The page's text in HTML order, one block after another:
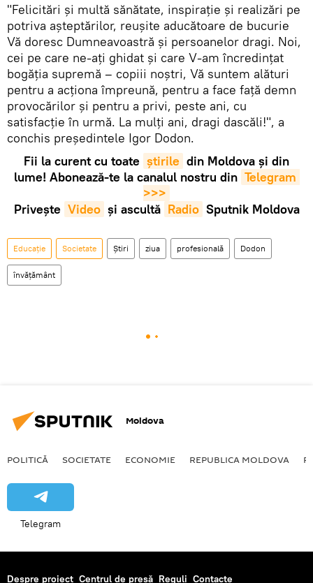
"Felicitări și multă sănătate, inspirație și realizări pe
potriva așteptărilor, reușite aducătoare de bucurie
Vă doresc Dumneavoastră și persoanelor dragi. Noi,
cei pe care ne-ați ghidat și care V-am încredințat
bogăția supremă – copiii noștri, Vă suntem alături
pentru a acționa împreună, pentru a face față demn
provocărilor și pentru a privi, peste ani, cu
satisfacție în urmă. La mulți ani, dragi dascăli!", a
conchis președintele Igor Dodon.
Fii la curent cu toate știrile din Moldova și din
lume! Abonează-te la canalul nostru din Telegram
>>>
Privește Video și ascultă Radio Sputnik Moldova
Educație Societate Știri ziua profesională Dodon
învățământ
Moldova
POLITICĂ SOCIETATE ECONOMIE REPUBLICA MOLDOVA
Telegram
Despre proiect Centrul de presă Reguli Contacte